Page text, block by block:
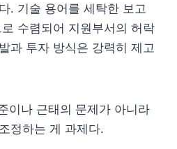
. 기술 용어를 세탁한 보고
수렴되어 지원부서의 허락
과 투자 방식은 강력히 제고
이나 근태의 문제가 아니라
정하는 게 과제다.